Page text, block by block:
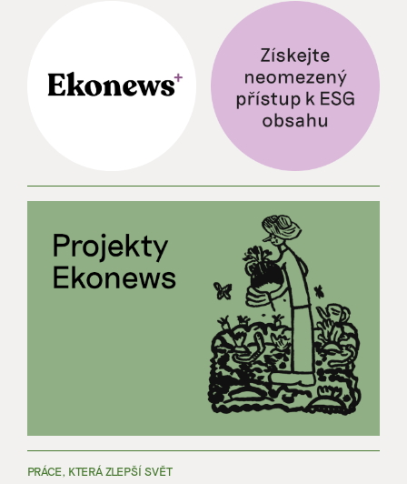
PRÁCE, KTERÁ ZLEPŠÍ SVĚT